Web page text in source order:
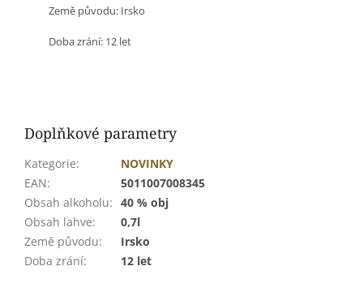
Země původu: Irsko
Doba zrání: 12 let
Doplňkové parametry
Kategorie:
NOVINKY
EAN:
5011007008345
Obsah alkoholu: 40 % obj
Obsah lahve:
0,7l
Země původu:
Irsko
Doba zrání: 12 let